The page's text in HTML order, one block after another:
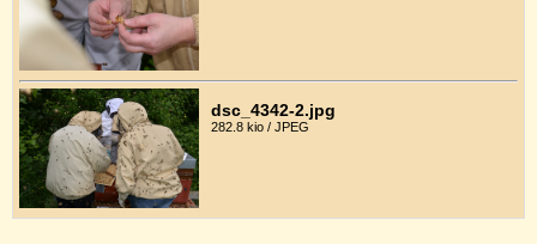
dsc_4342-2.jpg
282.8 kio / JPEG